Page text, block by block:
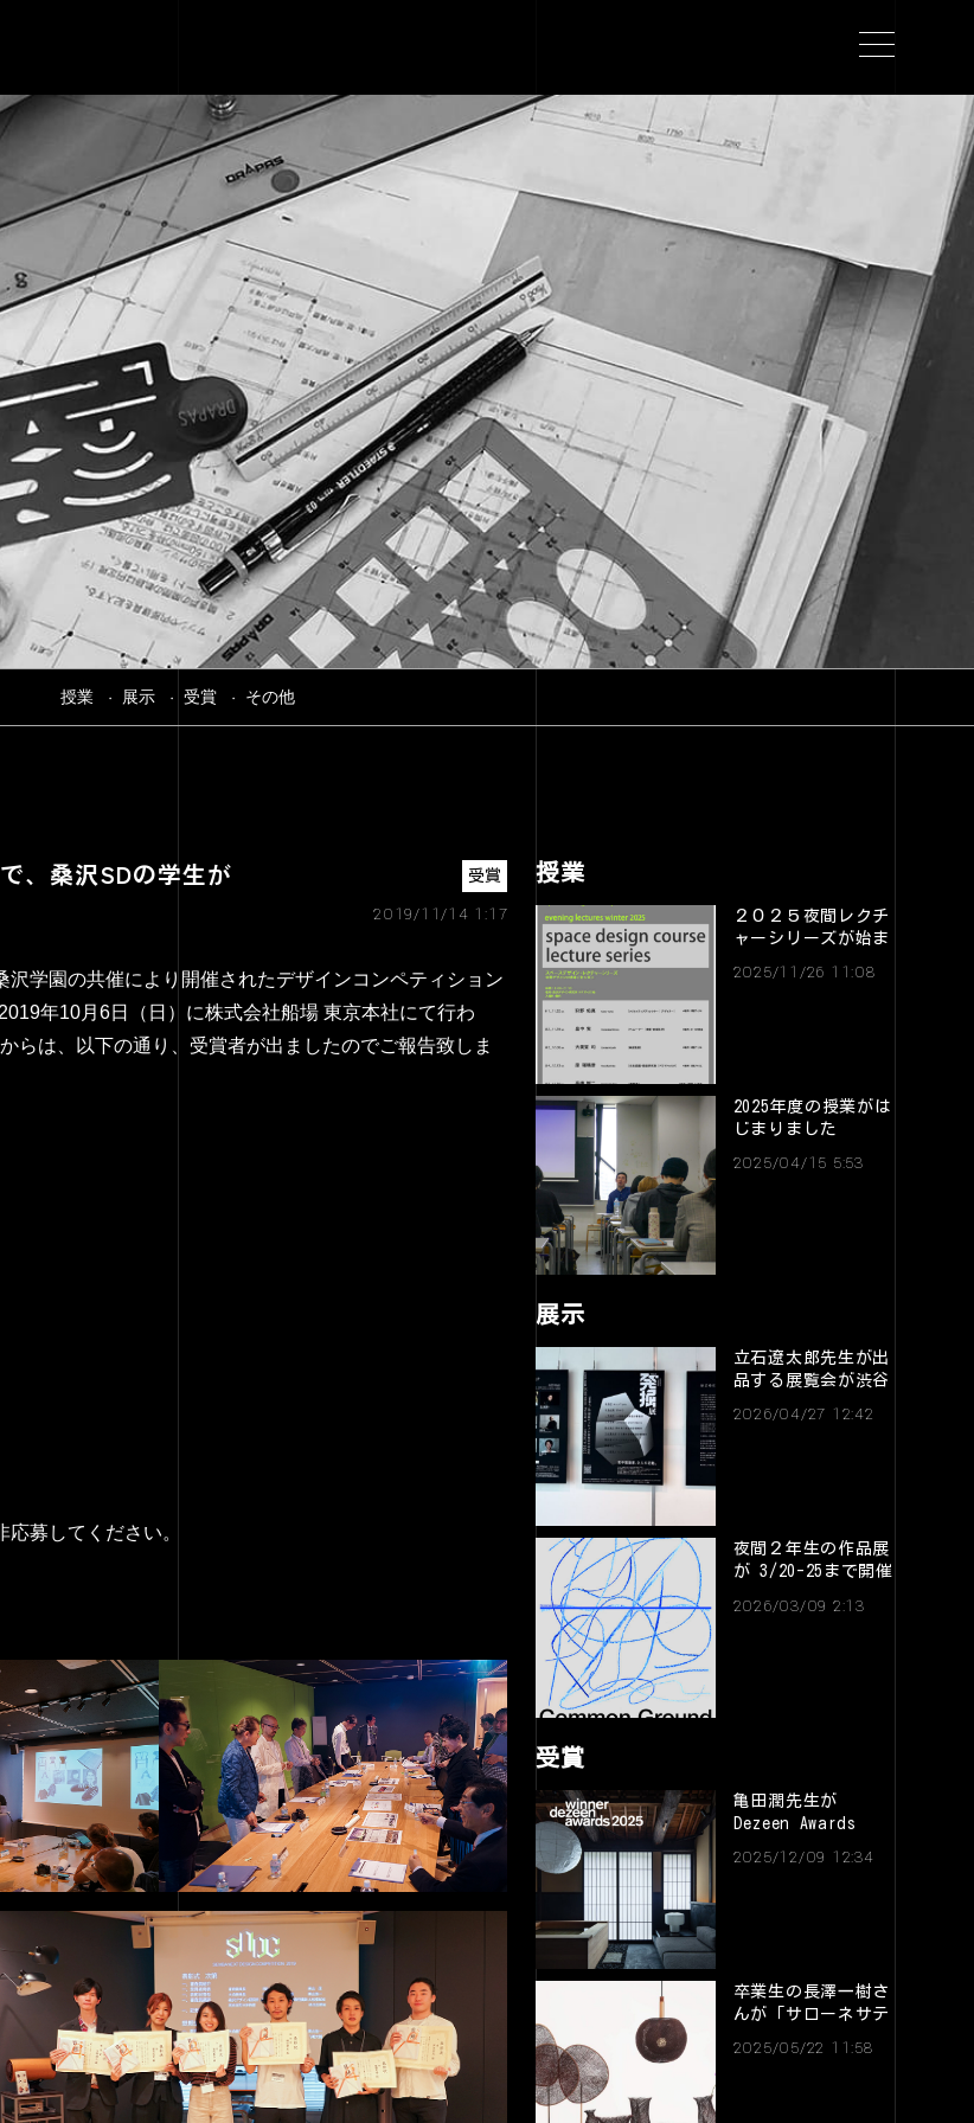
授業 展示 受賞 その他
、桑沢SDの学生が
受賞
2019/11/14 1:17
学園の共催により開催されたデザインコンペティション
年10月6日（日）に株式会社船場 東京本社にて行わ
らは、以下の通り、受賞者が出ましたのでご報告致しま
募してください。
授業
２０２５夜間レクチ
ャーシリーズが始ま
2025/11/26 11:08
2025年度の授業がは
じまりました
2025/04/15 5:53
展示
立石遼太郎先生が出
品する展覧会が渋谷
2026/04/27 12:42
夜間２年生の作品展
が 3/20-25まで開催
2026/03/09 2:13
受賞
亀田潤先生が
Dezeen Awards
2025/12/09 12:34
卒業生の長澤一樹さ
んが「サローネサテ
の最優秀賞を受賞
2025/05/22 11:58